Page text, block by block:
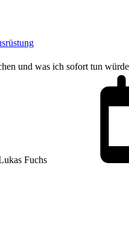
und was ich sofort tun würde
Fuchs